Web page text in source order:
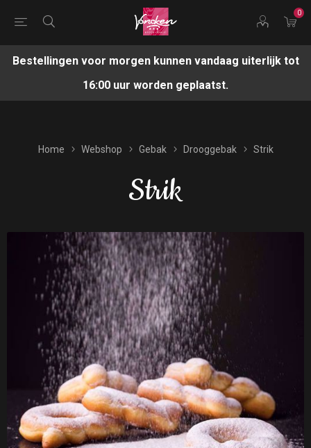
0
Bestellingen voor morgen kunnen vandaag uiterlijk tot
16:00 uur worden geplaatst.
Home Webshop Gebak Drooggebak Strik
Strik